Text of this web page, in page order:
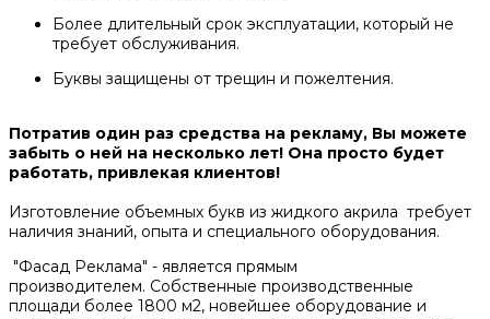
Более длительный срок эксплуатации, который не
требует обслуживания.
Буквы защищены от трещин и пожелтения.
Потратив один раз средства на рекламу, Вы можете
забыть о ней на несколько лет! Она просто будет
работать, привлекая клиентов!
Изготовление объемных букв из жидкого акрила требует
наличия знаний, опыта и специального оборудования.​
"Фасад Реклама" - является прямым
производителем. Собственные производственные
площади более 1800 м2, новейшее оборудование и